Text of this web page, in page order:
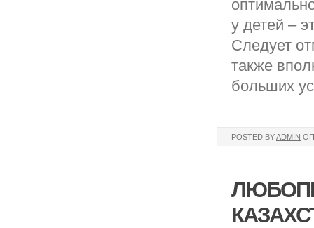
у детей –
Следует
также
больших
POSTED BYADMIN